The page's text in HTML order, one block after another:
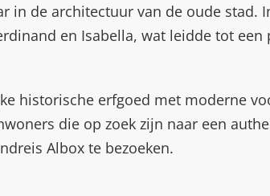
in de architectuur van de oude stad.
en Isabella, wat leidde tot
historische erfgoed met moderne
die op zoek zijn naar een
Albox te bezoeken.